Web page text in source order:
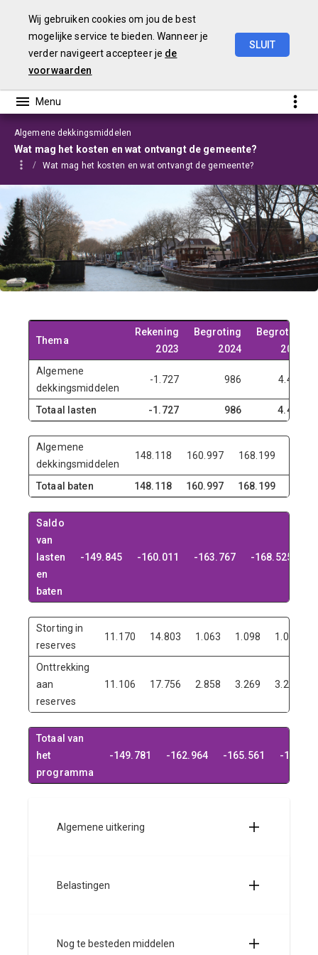
Wij gebruiken cookies om jou de best
mogelijke service te bieden. Wanneer je
verder navigeert accepteer je de
voorwaarden
SLUIT
Algemene dekkingsmiddelen
Wat mag het kosten en wat ontvangt de gemeente?
Wat mag het kosten en wat ontvangt de gemeente?
Thema
Rekening
2023
Begroting
2024
Begroting
2025
Algemene
dekkingsmiddelen
-1.727 986 4.433
Totaal lasten -1.727 986 4.433
Algemene
dekkingsmiddelen
148.118 160.997 168.199
Totaal baten 148.118 160.997 168.199
Saldo
van
lasten
en
baten
-149.845 -160.011 -163.767 -168.525
Storting in
reserves
11.170 14.803 1.063 1.098 1.098
Onttrekking
aan
reserves
11.106 17.756 2.858 3.269 3.298
Totaal van
het
programma
-149.781 -162.964 -165.561 -
Algemene uitkering
Belastingen
Nog te besteden middelen